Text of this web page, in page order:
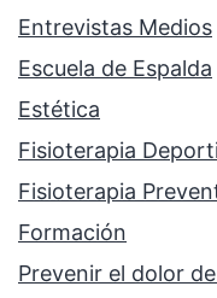
Entrevistas Medios
Escuela de Espalda
Estética
Fisioterapia
Fisioterapia
Formación
Prevenir el dolor